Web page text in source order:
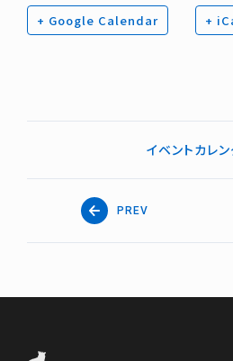
+ Google Calendar +
PREV
イベントカレ